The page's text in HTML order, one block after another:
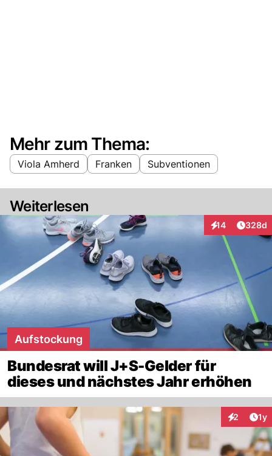
Mehr zum Thema:
Viola Amherd Franken Subventionen
Weiterlesen
14
Interaktionen
328d
Aufstockung
Bundesrat will J+S-Gelder für
dieses und nächstes Jahr erhöhen
2 1y